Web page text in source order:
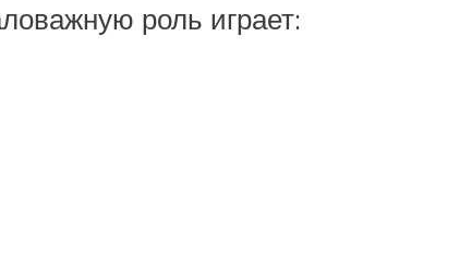
роль играет: